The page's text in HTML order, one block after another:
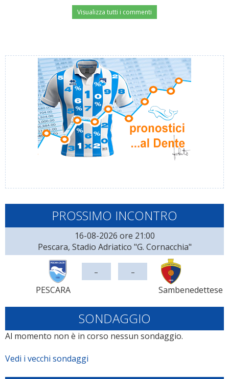
Visualizza tutti i commenti
PROSSIMO INCONTRO
16-08-2026 ore 21:00
Pescara, Stadio Adriatico "G. Cornacchia"
PESCARA
- -
Sambenedettese
SONDAGGIO
Al momento non è in corso nessun sondaggio.
Vedi i vecchi sondaggi